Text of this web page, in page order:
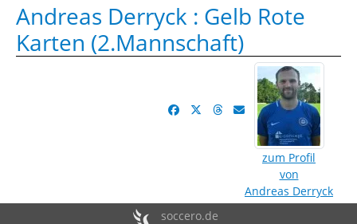
Andreas Derryck : Gelb Rote
Karten (2.Mannschaft)
zum Profil
von
Andreas Derryck
soccero.de